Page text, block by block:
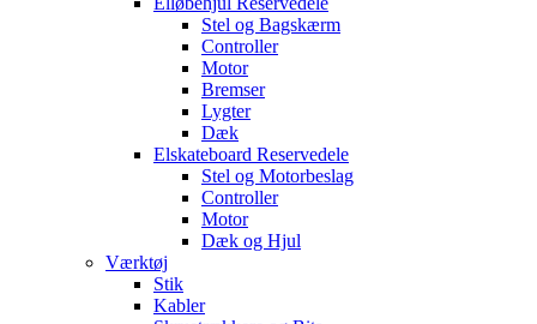
Stel og Bagskærm
Controller
Motor
Bremser
Lygter
Dæk
Elskateboard Reservedele
Stel og Motorbeslag
Controller
Motor
Dæk og Hjul
Værktøj
Stik
Kabler